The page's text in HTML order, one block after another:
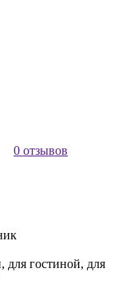
0 отзывов
для гостиной, для